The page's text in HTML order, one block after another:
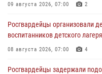
09 августа 2026, 07:00 2
Росгвардейцы организовали
воспитанников детского
08 августа 2026, 07:00 4
Росгвардейцы задержали